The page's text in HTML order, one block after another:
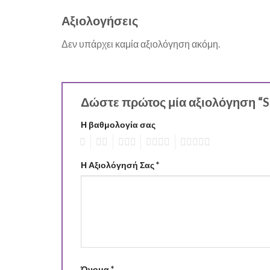
Αξιολογήσεις
Δεν υπάρχει καμία αξιολόγηση ακόμη.
Δώστε πρώτος μία αξιολόγηση
Η βαθμολογία σας
Η Αξιολόγησή Σας*